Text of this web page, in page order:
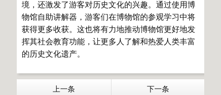
境，还激发了游客对历史文化的兴趣。通过使用博
物馆自助讲解器，游客们在博物馆的参观学习中将
获得更多收获。这也将有力地推动博物馆更好地发
挥其社会教育功能，让更多人了解和热爱人类丰富
的历史文化遗产。
上一条 下一条